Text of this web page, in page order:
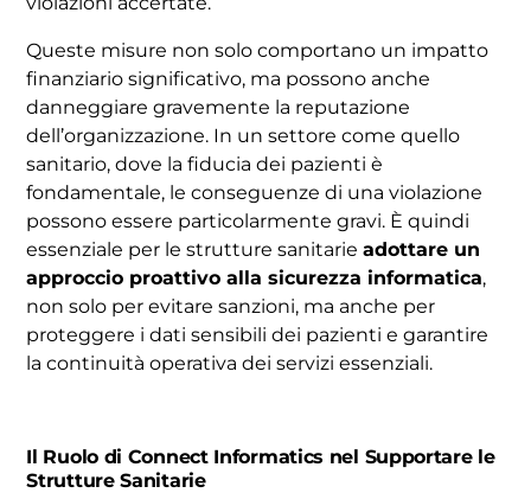
Queste misure non solo comportano un impatto
finanziario significativo, ma possono anche
danneggiare gravemente la reputazione
dell’organizzazione. In un settore come quello
sanitario, dove la fiducia dei pazienti è
fondamentale, le conseguenze di una violazione
possono essere particolarmente gravi. È quindi
essenziale per le strutture sanitarieadottare un
approccio proattivo alla sicurezza informatica,
non solo per evitare sanzioni, ma anche per
proteggere i dati sensibili dei pazienti e garantire
la continuità operativa dei servizi essenziali.
Il Ruolo di Connect Informatics nel Supportare le
Strutture Sanitarie